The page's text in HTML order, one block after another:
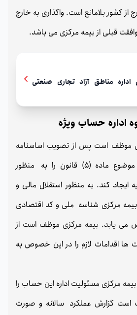
از کشور بلامانع است. واگذاری به خارج
قبلی از بیمه مرکزی می باشد.
اداره مناطق آزاد تجاری صنعتی
حساب ویژه
موظف است پس از تصویب اساسنامه
صندوق حساب ویژه موضوع ماده (5) قانون را به منظور
ایجاد کند. به منظور استقلال مالی و
مرکزی شناسه ملی و کد اقتصادی
یابد. بیمه مرکزی موظف است از
اقدامات لازم را در این خصوص به
مرکزی مسئولیت اداره این حساب را
است گزارش عملکرد سالانه و صورت